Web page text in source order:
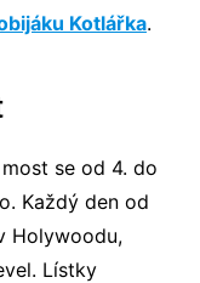
Kotlářka.
se od 4. do
Každý den od
Holywoodu,
Lístky